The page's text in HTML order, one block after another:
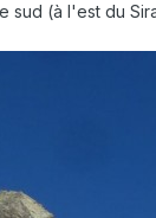
sud (à l'est du